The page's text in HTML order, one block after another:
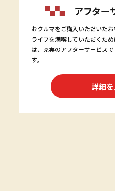
アフター
おクルマをご購入いただいた
ライフを満喫していただくた
は、充実のアフターサービス
す。
詳細を